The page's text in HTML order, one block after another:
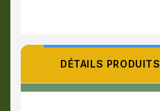
DÉTAILS PRODUITS